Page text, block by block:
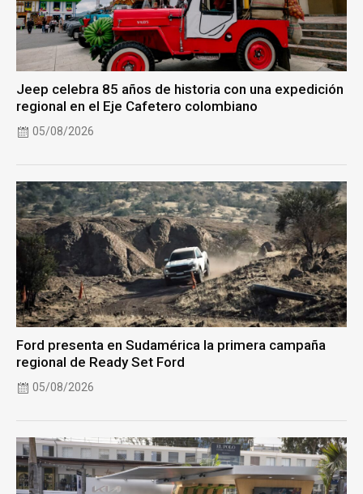
Jeep celebra 85 años de historia con una expedición
regional en el Eje Cafetero colombiano
05/08/2026
Ford presenta en Sudamérica la primera campaña
regional de Ready Set Ford
05/08/2026